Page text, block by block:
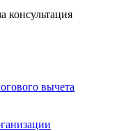
консультация
вычета